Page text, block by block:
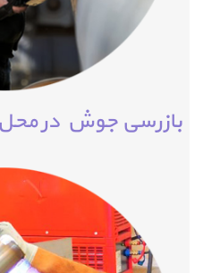
بازرسی جوش در